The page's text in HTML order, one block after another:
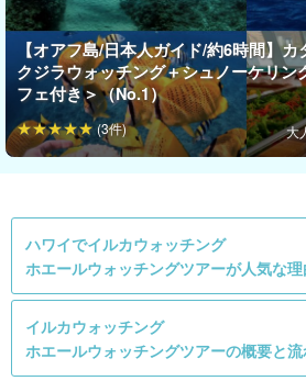
【オアフ島/日本人ガイド/約6時間】
クジラウォッチング＋シュノーケリン
フェ付き＞（No.1）
大
(3件)
ハワイでイルカウォッチング
ホエールウォッチングツアーが人気な理
イルカウォッチング
ホエールウォッチングツアーの概要と